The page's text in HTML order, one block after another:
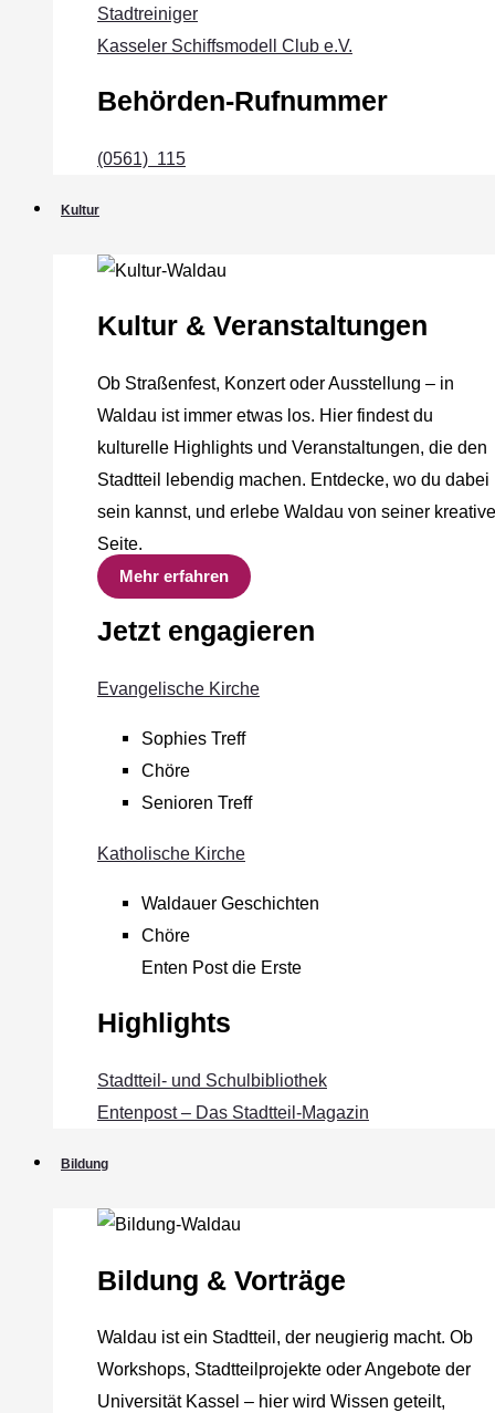
Stadtreiniger
Kasseler Schiffsmodell Club e.V.
Behörden-Rufnummer
(0561) 115
Kultur
Kultur & Veranstaltungen
Ob Straßenfest, Konzert oder Ausstellung – in
Waldau ist immer etwas los. Hier findest du
kulturelle Highlights und Veranstaltungen, die den
Stadtteil lebendig machen. Entdecke, wo du dabei
sein kannst, und erlebe Waldau von seiner
Seite.
Mehr erfahren
Jetzt engagieren
Evangelische Kirche
Sophies Treff
Chöre
Senioren Treff
Katholische Kirche
Waldauer Geschichten
Chöre
Enten Post die Erste
Highlights
Stadtteil- und Schulbibliothek
Entenpost – Das Stadtteil-Magazin
Bildung
Bildung & Vorträge
Waldau ist ein Stadtteil, der neugierig macht. Ob
Workshops, Stadtteilprojekte oder Angebote der
Universität Kassel – hier wird Wissen geteilt,